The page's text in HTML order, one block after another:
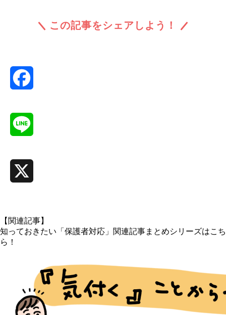
この記事をシェアしよう！
【関連記事】
知っておきたい「保護者対応」関連記事まとめシリーズはこち
ら！